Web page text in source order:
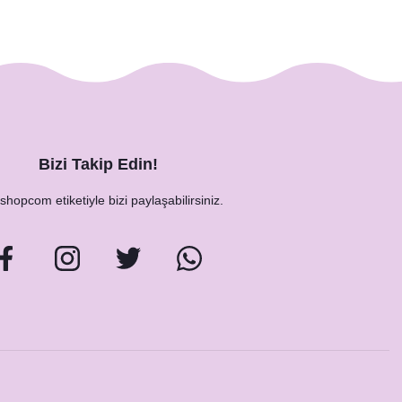
Bizi Takip Edin!
etiketiyle bizi paylaşabilirsiniz.